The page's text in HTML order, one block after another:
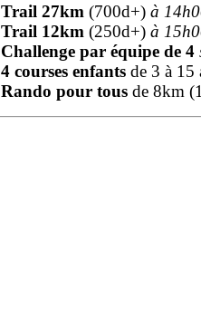
Trail 27km (700d+) à
Trail 12km (250d+) à
Challenge par équipe de 4
4 courses enfants de 3 à 15
Rando pour tous de 8km